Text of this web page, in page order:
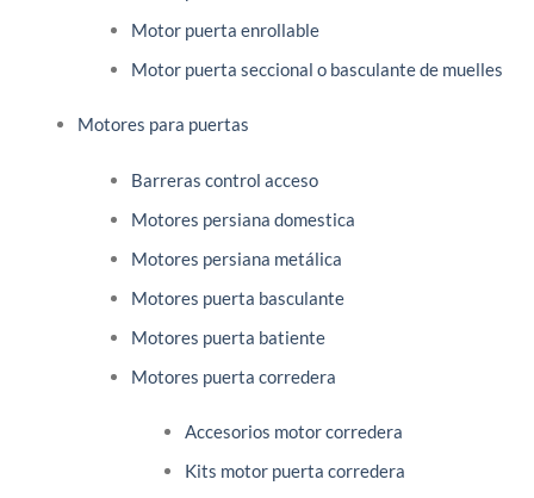
Motor puerta enrollable
Motor puerta seccional o basculante de muelles
Motores para puertas
Barreras control acceso
Motores persiana domestica
Motores persiana metálica
Motores puerta basculante
Motores puerta batiente
Motores puerta corredera
Accesorios motor corredera
Kits motor puerta corredera